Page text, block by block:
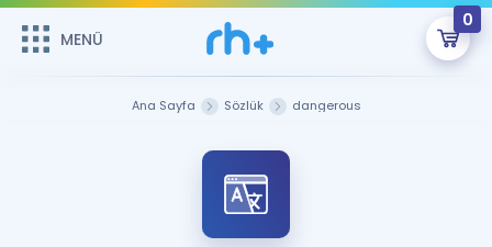
MENÜ
0
Sepetin Şu An Boş.
Remzi Hoca ile seni sınava hazırlayacak onlarca eğitim seni
bekliyor!
MENÜ
Ana Sayfa Sözlük dangerous